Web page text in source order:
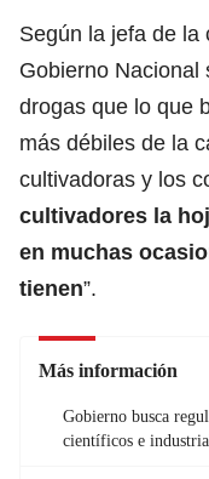
Según la jefa de la
Gobierno Nacional
drogas que lo que
más débiles de la
cultivadoras y los
cultivadores la
en muchas
tienen”.
Más información
Gobierno busca
científicos e